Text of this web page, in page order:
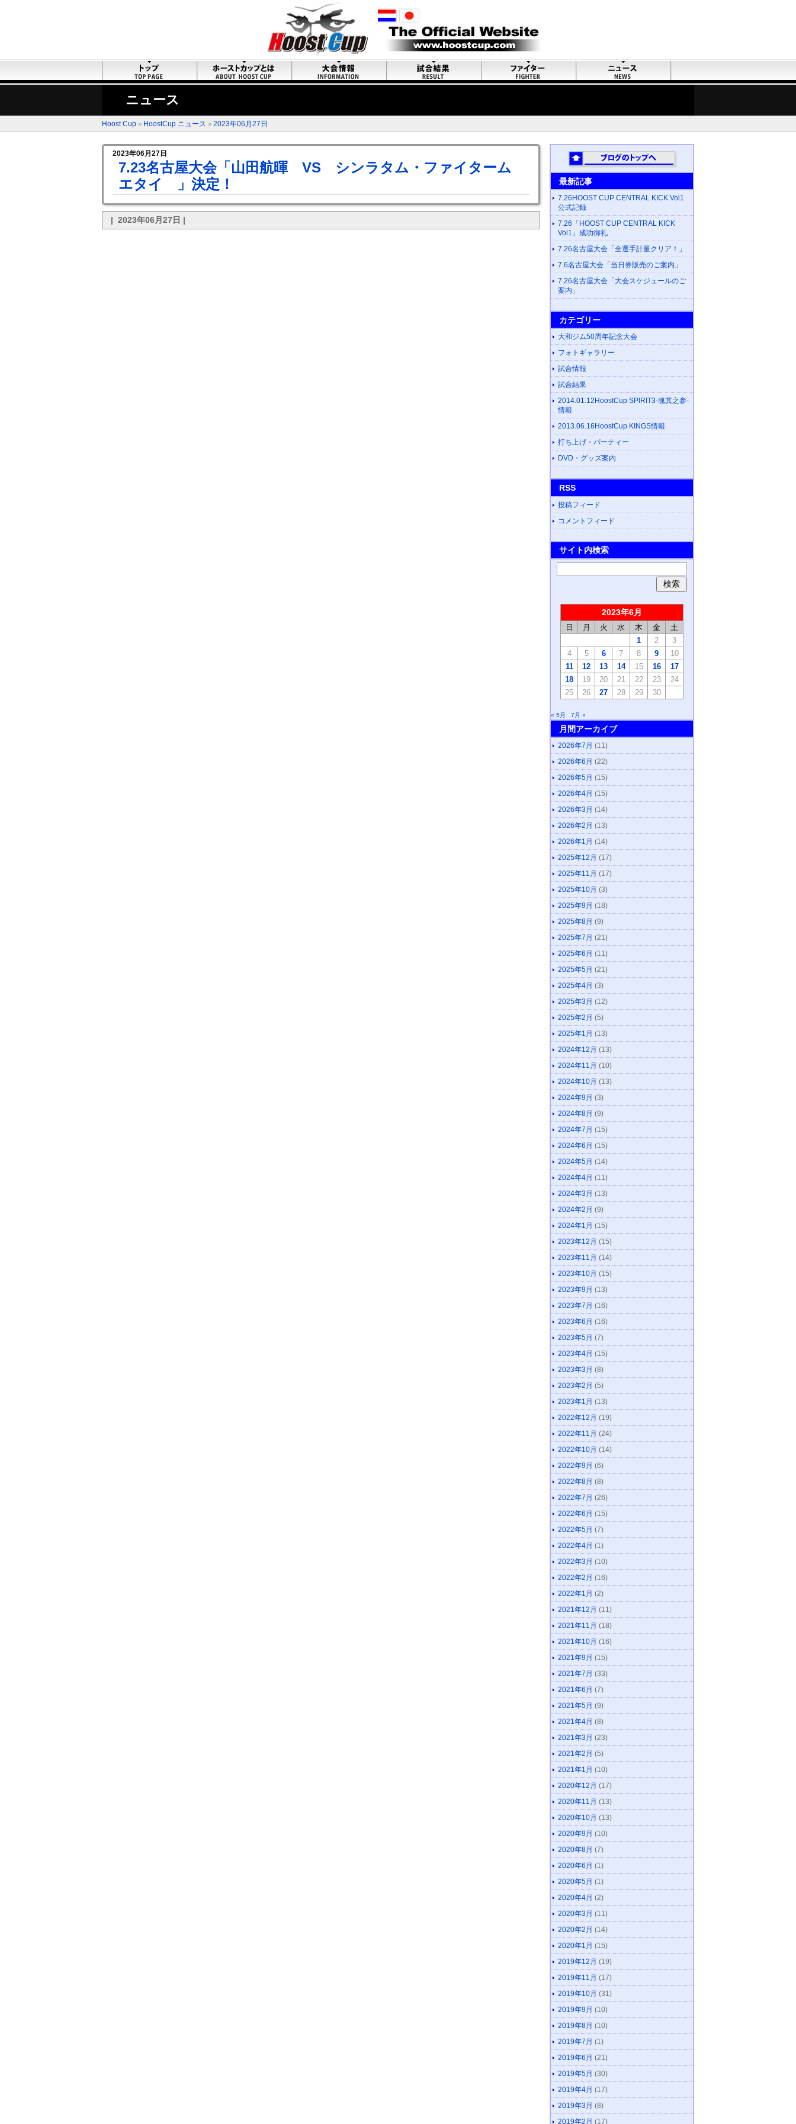
ニュース
Hoost Cup » HoostCup ニュース » 2023年06月27日
2023年06月27日
7.23名古屋大会「山田航暉 VS シンラタム・ファイターム
エタイ 」決定！
| 2023年06月27日 |
最新記事
7.26HOOST CUP CENTRAL KICK Vol1
公式記録
7.26「HOOST CUP CENTRAL KICK
Vol1」成功御礼
7.26名古屋大会「全選手計量クリア！」
7.6名古屋大会「当日券販売のご案内」
7.26名古屋大会「大会スケジュールのご
案内」
カテゴリー
大和ジム50周年記念大会
フォトギャラリー
試合情報
試合結果
2014.01.12HoostCup SPIRIT3-魂其之参-
情報
2013.06.16HoostCup KINGS情報
打ち上げ・パーティー
DVD・グッズ案内
RSS
投稿フィード
コメントフィード
サイト内検索
2023年6月
日 月 火 水 木 金
土
1
2
3
4
5 6 7 8 9
10
11
12 13 14 15 16
17
18
19 20 21 22 23
24
25
26 27 28 29 30
« 5月 7月 »
月間アーカイブ
2026年7月 (11)
2026年6月 (22)
2026年5月 (15)
2026年4月 (15)
2026年3月 (14)
2026年2月 (13)
2026年1月 (14)
2025年12月 (17)
2025年11月 (17)
2025年10月 (3)
2025年9月 (18)
2025年8月 (9)
2025年7月 (21)
2025年6月 (11)
2025年5月 (21)
2025年4月 (3)
2025年3月 (12)
2025年2月 (5)
2025年1月 (13)
2024年12月 (13)
2024年11月 (10)
2024年10月 (13)
2024年9月 (3)
2024年8月 (9)
2024年7月 (15)
2024年6月 (15)
2024年5月 (14)
2024年4月 (11)
2024年3月 (13)
2024年2月 (9)
2024年1月 (15)
2023年12月 (15)
2023年11月 (14)
2023年10月 (15)
2023年9月 (13)
2023年7月 (16)
2023年6月 (16)
2023年5月 (7)
2023年4月 (15)
2023年3月 (8)
2023年2月 (5)
2023年1月 (13)
2022年12月 (19)
2022年11月 (24)
2022年10月 (14)
2022年9月 (6)
2022年8月 (8)
2022年7月 (26)
2022年6月 (15)
2022年5月 (7)
2022年4月 (1)
2022年3月 (10)
2022年2月 (16)
2022年1月 (2)
2021年12月 (11)
2021年11月 (18)
2021年10月 (16)
2021年9月 (15)
2021年7月 (33)
2021年6月 (7)
2021年5月 (9)
2021年4月 (8)
2021年3月 (23)
2021年2月 (5)
2021年1月 (10)
2020年12月 (17)
2020年11月 (13)
2020年10月 (13)
2020年9月 (10)
2020年8月 (7)
2020年6月 (1)
2020年5月 (1)
2020年4月 (2)
2020年3月 (11)
2020年2月 (14)
2020年1月 (15)
2019年12月 (19)
2019年11月 (17)
2019年10月 (31)
2019年9月 (10)
2019年8月 (10)
2019年7月 (1)
2019年6月 (21)
2019年5月 (30)
2019年4月 (17)
2019年3月 (8)
2019年2月 (17)